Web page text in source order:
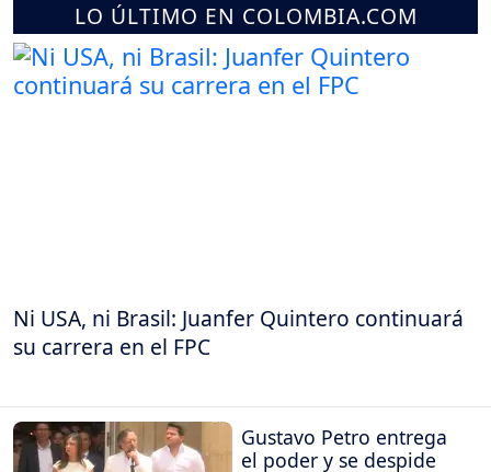
LO ÚLTIMO EN COLOMBIA.COM
Ni USA, ni Brasil: Juanfer Quintero continuará
su carrera en el FPC
Gustavo Petro entrega
el poder y se despide